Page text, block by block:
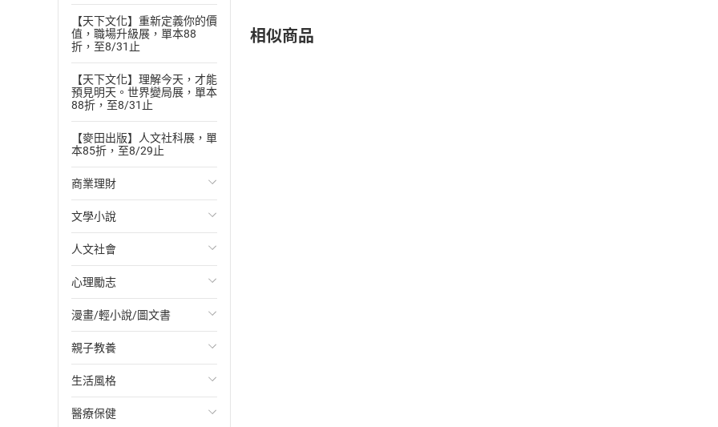
【天下文化】重新定義你的價
值，職場升級展，單本88
折，至8/31止
【天下文化】理解今天，才能
預見明天。世界變局展，單本
88折，至8/31止
【麥田出版】人文社科展，單
本85折，至8/29止
商業理財
投資理財
經濟/趨勢
財務/金融
管理/領導
職場工作術
成功法
行銷/廣告
文學小說
歐美文學
日本文學
韓國文學
華文文學
經典文學
成長/家庭生活小說
人文社會
國際關係
政治
社會科學
台灣/中國歷史
日/韓歷史
心理勵志
心靈成長/情緒
人際關係
兩性關係
心理學
漫畫/輕小說/圖文書
輕小說
奇幻/科幻
愛情故事
親子教養
教育現場
兒童文學/故事
生活風格
飲食/食譜
醫療保健
相似商品